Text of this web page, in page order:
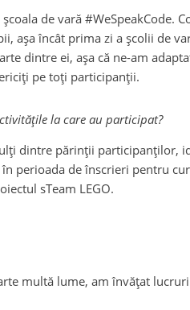
de vară
așa încât prima zi a școlii de
dintre ei, așa că ne-am
pe toți participanții.
la care au participat?
dintre părinții
perioada de înscrieri pentru
sTeam LEGO.
multă lume, am învățat